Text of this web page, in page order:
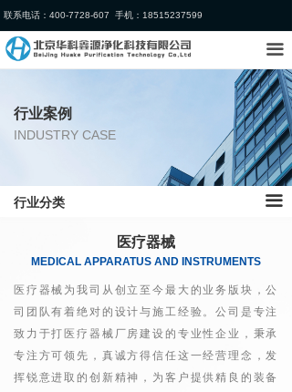
끀
首页
关于我们
业务领域
行业案例
新闻中心
联系电话：400-7728-607 手机：18515237599
医疗器械为我司从创立至今最大的业务版块，公
司团队有着绝对的设计与施工经验。公司是专注
致力于打医疗器械厂房建设的专业性企业，秉承
专注方可领先，真诚方得信任这一经营理念，发
挥锐意进取的创新精神，为客户提供精良的装备
医疗器械
MEDICAL APPARATUS AND INSTRUMENTS
行业案例
INDUSTRY CASE
行业分类 끀
生物制药
医疗器械
电子信息
医疗/医美
食品日用化工
实验室
办公空间